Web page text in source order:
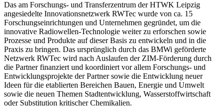
Das am Forschungs- und Transferzentrum der HTWK Leipzig
angesiedelte Innovationsnetzwerk RWTec wurde von ca. 15
Forschungseinrichtungen und Unternehmen gegründet, um die
innovative Radiowellen-Technologie weiter zu erforschen sowie
Prozesse und Produkte auf dieser Basis zu entwickeln und in die
Praxis zu bringen. Das ursprünglich durch das BMWi geförderte
Netzwerk RWTec wird nach Auslaufen der ZIM-Förderung durch
die Partner finanziert und koordiniert vor allem Forschungs- und
Entwicklungsprojekte der Partner sowie die Entwicklung neuer
Ideen für die etablierten Bereichen Bauen, Energie und Umwelt
sowie die neuen Themen Stadtentwicklung, Wasserstoffwirtschaft
oder Substitution kritischer Chemikalien.